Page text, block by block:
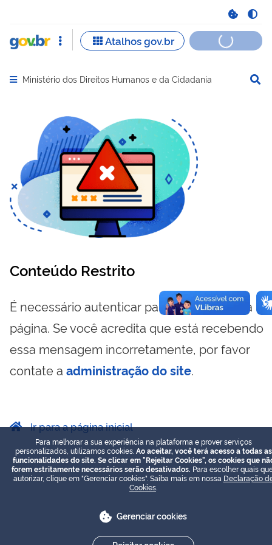
Abrir menu principal de navegação
Ministério dos Direitos Humanos e da Cidadania
Conteúdo Restrito
É necessário autenticar para visualizar essa
página. Se você acredita que está recebendo
essa mensagem incorretamente, por favor
contate a administração do site.
Ir para a página inicial
Para melhorar a sua experiência na plataforma e prover serviços
personalizados, utilizamos cookies. Ao aceitar, você terá acesso a todas as
funcionalidades do site. Se clicar em "Rejeitar Cookies", os cookies que
forem estritamente necessários serão desativados. Para escolher quais
autorizar, clique em "Gerenciar cookies". Saiba mais em nossa Declaração
Cookies
Gerenciar cookies